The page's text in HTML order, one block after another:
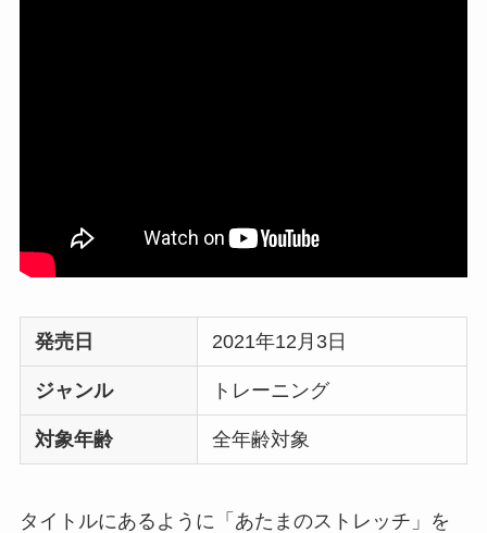
発売日 2021年12月3日
ジャンル トレーニング
対象年齢 全年齢対象
タイトルにあるように「あたまのストレッチ」を